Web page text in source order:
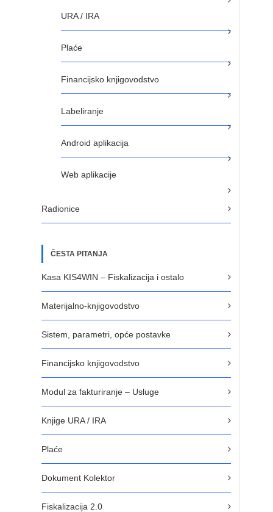
URA / IRA
Plaće
Financijsko knjigovodstvo
Labeliranje
Android aplikacija
Web aplikacije
Radionice
ČESTA PITANJA
Kasa KIS4WIN – Fiskalizacija i ostalo
Materijalno-knjigovodstvo
Sistem, parametri, opće postavke
Financijsko knjigovodstvo
Modul za fakturiranje – Usluge
Knjige URA / IRA
Plaće
Dokument Kolektor
Fiskalizacija 2.0